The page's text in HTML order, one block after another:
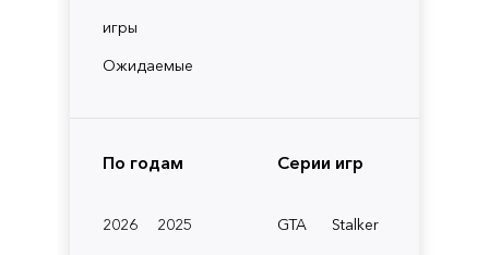
игры
Ожидаемые
По годам
2026
2025
Серии игр
GTA
Stalker